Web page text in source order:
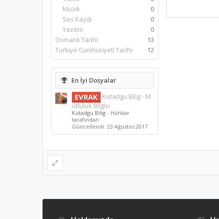
Müzik
0
Ses Kaydı
0
Yazılım
0
Osmanlı Tarihi
13
Türkiye Cumhuriyeti Tarihi
12
En İyi Dosyalar
EVRAK Kutadgu Bilig - M
utluluk Bilgisi
Kutadgu Bilig - Hünkar
tarafından
Güncellendi: 23 Ağustos 2017